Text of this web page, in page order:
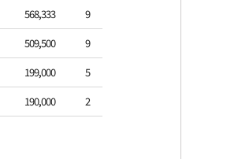
568,333
9
509,500
9
199,000
5
190,000 2